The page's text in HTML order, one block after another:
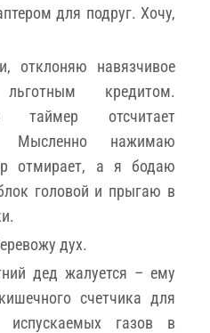
для подруг. Хочу,
отклоняю навязчивое
кредитом.
таймер отсчитает
Мысленно нажимаю
отмирает, а я бодаю
головой и прыгаю в
дух.
дед жалуется – ему
счетчика для
испускаемых газов в